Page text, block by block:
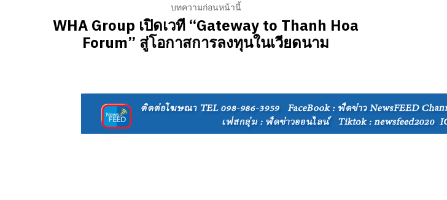
บทความก่อนหน้านี้
WHA Group เปิดเวที “Gateway to Thanh Hoa
Forum” สู่โอกาสการลงทุนในเวียดนาม